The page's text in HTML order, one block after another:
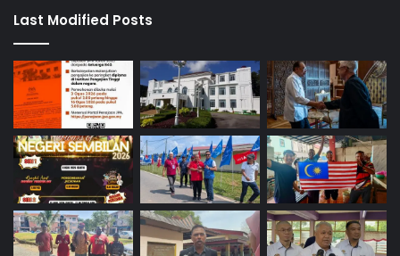
a
n
S
a
b
t
u
I
Last Modified Posts